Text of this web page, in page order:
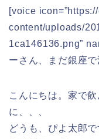
[voice
content/uploads/
1ca146136.png”
ーさん、まだ銀座
こんにちは。家で
に、、、
どうも、ぴよ太郎